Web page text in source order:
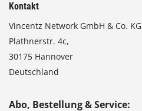
Kontakt
Vincentz Network GmbH & Co. KG
Plathnerstr. 4c,
30175 Hannover
Deutschland
Abo, Bestellung & Service: